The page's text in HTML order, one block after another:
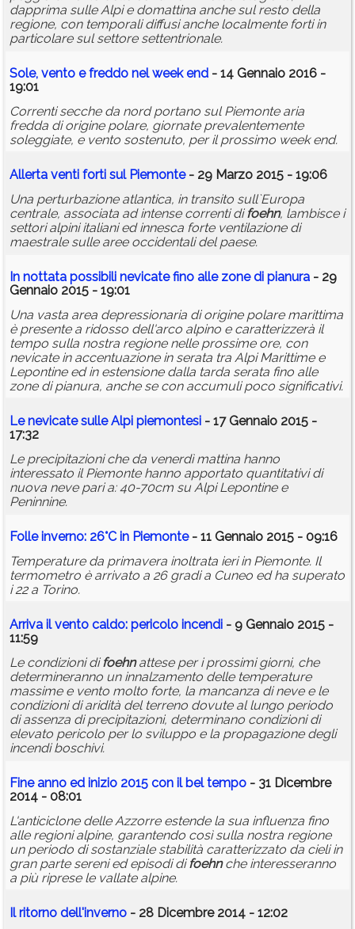
dapprima sulle Alpi e domattina anche sul resto della
regione, con temporali diffusi anche localmente forti in
particolare sul settore settentrionale.
Sole, vento e freddo nel week end - 14 Gennaio 2016 -
19:01
Correnti secche da nord portano sul Piemonte aria
fredda di origine polare, giornate prevalentemente
soleggiate, e vento sostenuto, per il prossimo week end.
Allerta venti forti sul Piemonte- 29 Marzo 2015 - 19:06
Una perturbazione atlantica, in transito sull`Europa
centrale, associata ad intense correnti difoehn, lambisce i
settori alpini italiani ed innesca forte ventilazione di
maestrale sulle aree occidentali del paese.
In nottata possibili nevicate fino alle zone di pianura - 29
Gennaio 2015 - 19:01
Una vasta area depressionaria di origine polare marittima
è presente a ridosso dell'arco alpino e caratterizzerà il
tempo sulla nostra regione nelle prossime ore, con
nevicate in accentuazione in serata tra Alpi Marittime e
Lepontine ed in estensione dalla tarda serata fino alle
zone di pianura, anche se con accumuli poco significativi.
Le nevicate sulle Alpi piemontesi - 17 Gennaio 2015 -
17:32
Le precipitazioni che da venerdì mattina hanno
interessato il Piemonte hanno apportato quantitativi di
nuova neve pari a: 40-70cm su Alpi Lepontine e
Peninnine.
Folle inverno: 26°C in Piemonte- 11 Gennaio 2015 - 09:16
Temperature da primavera inoltrata ieri in Piemonte. Il
termometro è arrivato a 26 gradi a Cuneo ed ha superato
i 22 a Torino.
Arriva il vento caldo: pericolo incendi - 9 Gennaio 2015 -
11:59
Le condizioni difoehnattese per i prossimi giorni, che
determineranno un innalzamento delle temperature
massime e vento molto forte, la mancanza di neve e le
condizioni di aridità del terreno dovute al lungo periodo
di assenza di precipitazioni, determinano condizioni di
elevato pericolo per lo sviluppo e la propagazione degli
incendi boschivi.
Fine anno ed inizio 2015 con il bel tempo - 31 Dicembre
2014 - 08:01
L'anticiclone delle Azzorre estende la sua influenza fino
alle regioni alpine, garantendo così sulla nostra regione
un periodo di sostanziale stabilità caratterizzato da cieli in
gran parte sereni ed episodi difoehnche interesseranno
a più riprese le vallate alpine.
Il ritorno dell'inverno - 28 Dicembre 2014 - 12:02